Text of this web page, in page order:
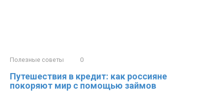
Полезные советы 0
Путешествия в кредит: как россияне
покоряют мир с помощью займов